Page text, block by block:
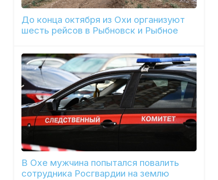
До конца октября из Охи организуют
шесть рейсов в Рыбновск и Рыбное
В Охе мужчина попытался повалить
сотрудника Росгвардии на землю